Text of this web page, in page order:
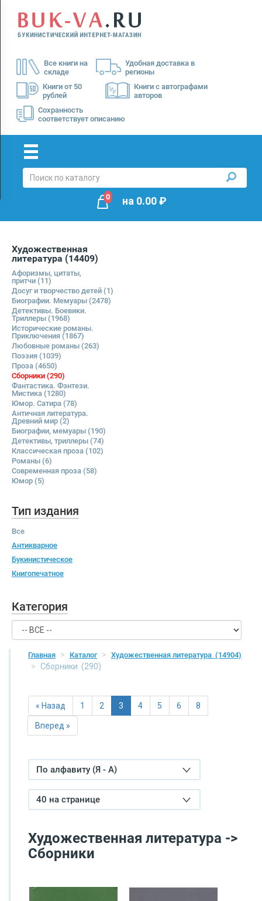
Все книги на
складе
Удобная доставка в
регионы
Книги от 50
рублей
Книги с автографами
авторов
Сохранность
соответствует описанию
Menu
Доставка
Оплата
0 на 0.00₽
Художественная
литература (14409)
Афоризмы, цитаты,
притчи (11)
Досуг и творчество детей (1)
Биографии. Мемуары (2478)
Детективы. Боевики.
Триллеры (1968)
Исторические романы.
Приключения (1867)
Любовные романы (263)
Поэзия (1039)
Проза (4650)
Сборники (290)
Фантастика. Фэнтези.
Мистика (1280)
Юмор. Сатира (78)
Античная литература.
Древний мир (2)
Биографии, мемуары (190)
Детективы, триллеры (74)
Классическая проза (102)
Романы (6)
Современная проза (58)
Юмор (5)
Тип издания
Все
Антикварное
Букинистическое
Книгопечатное
Категория
Главная Каталог Художественная литература (14904)
Сборники (290)
« Назад 1 2 3 4 5 6 8
Вперед »
По алфавиту (Я - А)
40 на странице
Художественная литература ->
Сборники